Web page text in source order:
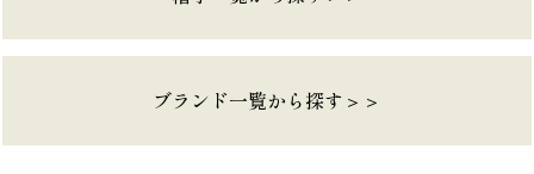
ブランド一覧から探す＞＞